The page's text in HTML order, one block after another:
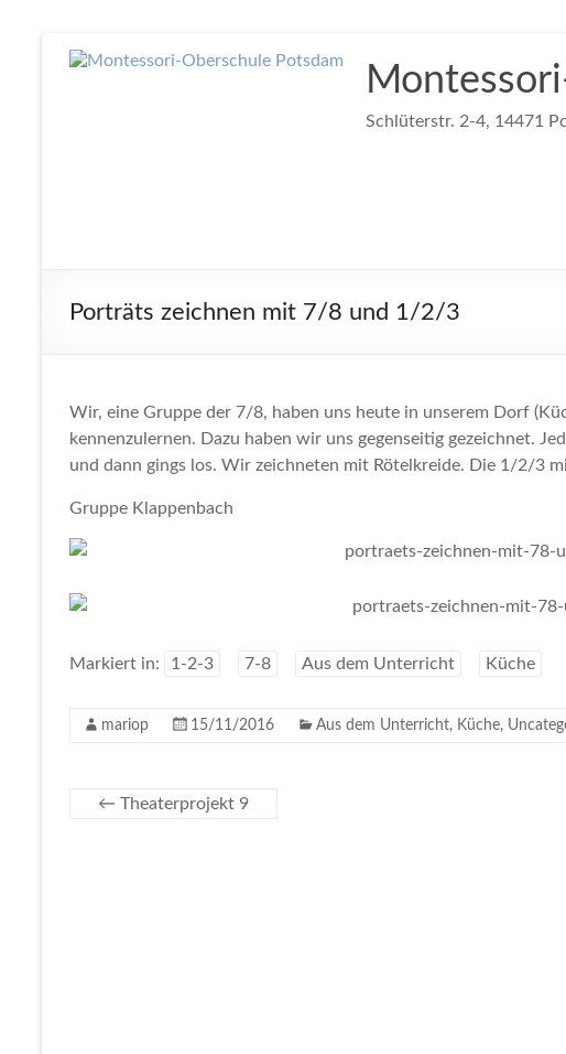
Inhalt
Schlüterstr. 2-4, 14471
Porträts zeichnen mit 7/8 und 1/2/3
Wir, eine Gruppe der 7/8, haben uns heute in unserem Dorf
kennenzulernen. Dazu haben wir uns gegenseitig gezeichnet.
und dann gings los. Wir zeichneten mit Rötelkreide. Die 1/2/3
Gruppe Klappenbach
Markiert in: 1-2-3 7-8 Aus dem Unterricht Küche
mariop 15/11/2016 Aus dem Unterricht, Küche,
← Theaterprojekt 9